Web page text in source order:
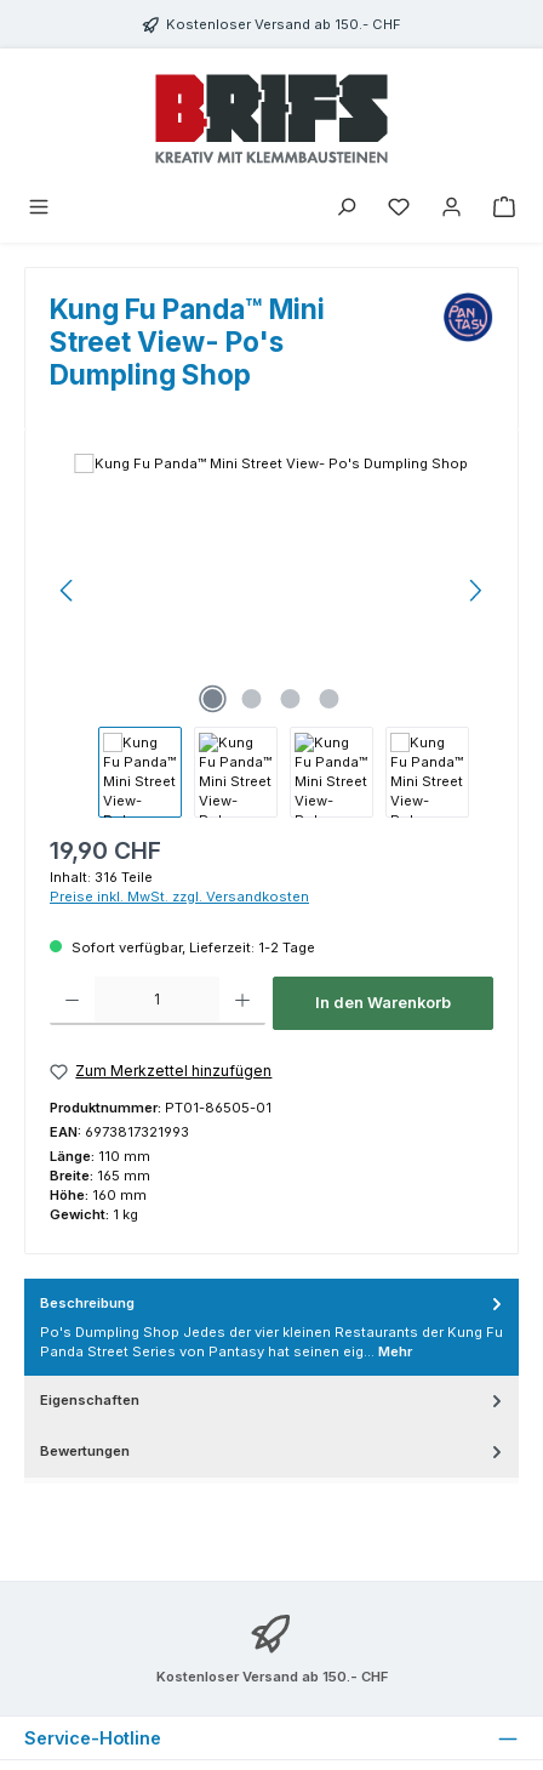
Zum Hauptinhalt springenKostenloser Versand ab 150.- CHF
Du hast 0
Kung Fu Panda™ Mini
Street View- Po's
Dumpling Shop
Bildergalerie überspringen
Regulärer Preis:
19,90 CHF
Inhalt: 316 Teile
Preise inkl. MwSt. zzgl. Versandkosten
Sofort verfügbar, Lieferzeit: 1-2 Tage
In den Warenkorb
Zum Merkzettel hinzufügen
Produktnummer: PT01-86505-01
EAN: 6973817321993
Länge: 110 mm
Breite: 165 mm
Höhe: 160 mm
Gewicht: 1 kg
Beschreibung
Po's Dumpling Shop Jedes der vier kleinen Restaurants der Kung Fu
Panda Street Series von Pantasy hat seinen eig… Mehr
Eigenschaften
Bewertungen
Kostenloser Versand ab 150.- CHF
Service-Hotline